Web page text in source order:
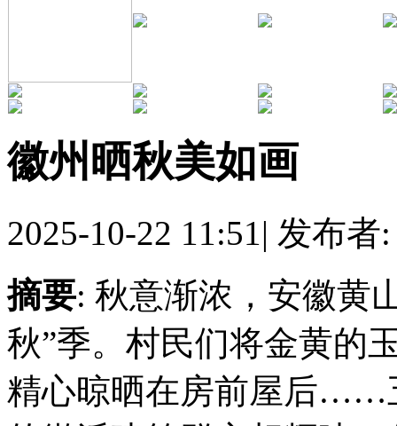
徽州晒秋美如画
2025-10-22 11:51| 发布者
摘要: 秋意渐浓，安徽黄
秋”季。村民们将金黄的
精心晾晒在房前屋后……